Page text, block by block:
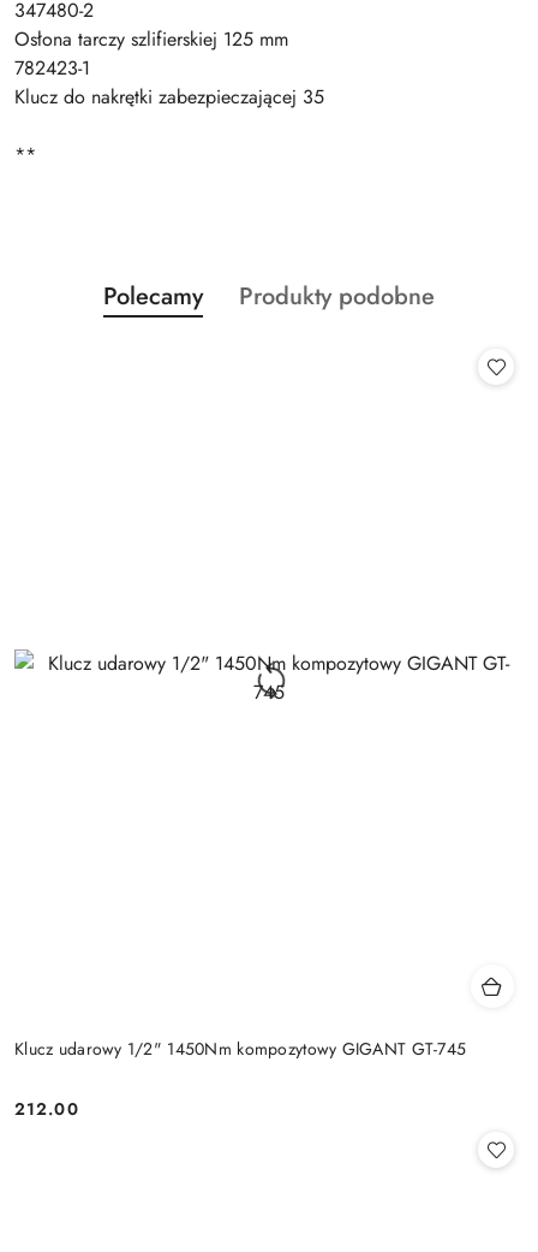
347480-2
Osłona tarczy szlifierskiej 125 mm
782423-1
Klucz do nakrętki zabezpieczającej 35
**
Pomiń karuzelę produktów
Produkty
o
Polecamy
Produkty
Produkty podobne
Klucz udarowy 1/2" 1450Nm kompozytowy GIGANT GT-745
Cena:
212.00